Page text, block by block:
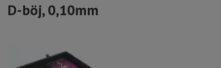
D-böj, 0,10mm